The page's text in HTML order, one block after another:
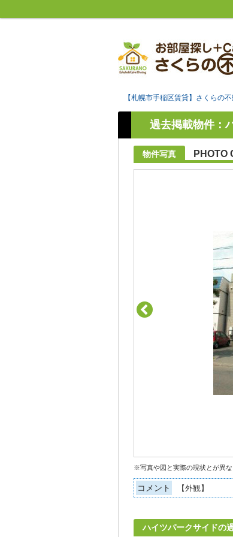
【札幌市手稲区賃貸】さくらの
過去掲載物件：
物件写真 PHOTO
※写真や図と実際の現状とが異な
コメント 【外観】
ハイツパークサイドの